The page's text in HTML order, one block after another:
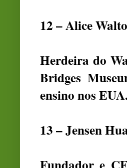
12 – Alice
Herdeira do
Bridges
ensino nos
13 – Jensen